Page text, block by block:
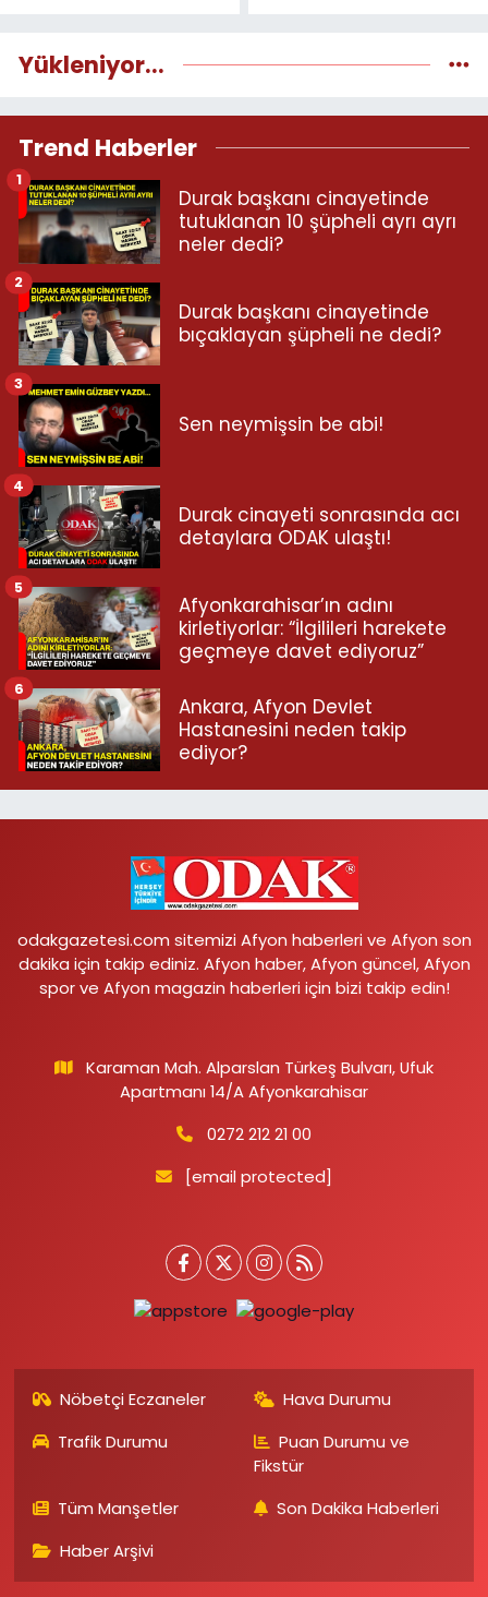
Yükleniyor...
Trend Haberler
Durak başkanı cinayetinde
tutuklanan 10 şüpheli ayrı ayrı
neler dedi?
1
Durak başkanı cinayetinde
bıçaklayan şüpheli ne dedi?
2
Sen neymişsin be abi!
3
Durak cinayeti sonrasında acı
detaylara ODAK ulaştı!
4
Afyonkarahisar’ın adını
kirletiyorlar: “İlgilileri harekete
geçmeye davet ediyoruz”
5
Ankara, Afyon Devlet
Hastanesini neden takip
ediyor?
6
odakgazetesi.com sitemizi Afyon haberleri ve Afyon son
dakika için takip ediniz. Afyon haber, Afyon güncel, Afyon
spor ve Afyon magazin haberleri için bizi takip edin!
Karaman Mah. Alparslan Türkeş Bulvarı, Ufuk
Apartmanı 14/A Afyonkarahisar
0272 212 21 00
[email protected]
Nöbetçi Eczaneler
Hava Durumu
Trafik Durumu
Puan Durumu ve
Fikstür
Tüm Manşetler
Son Dakika Haberleri
Haber Arşivi